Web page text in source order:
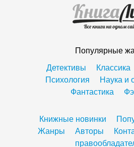
Популярные
Детективы
Классика
Психология
Наука и
Фантастика
Книжные новинки
Жанры
Авторы